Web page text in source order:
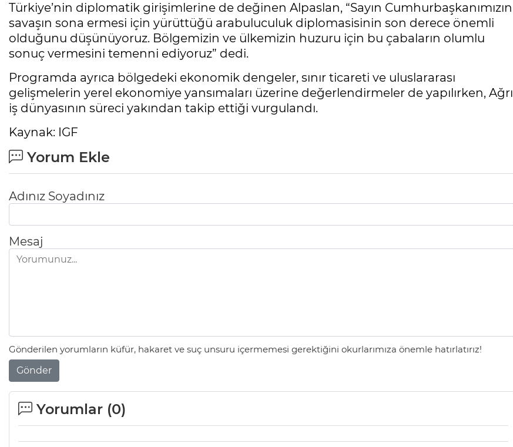
Türkiye’nin diplomatik girişimlerine de değinen Alpaslan, “Sayın Cumhurbaşkanımızın
savaşın sona ermesi için yürüttüğü arabuluculuk diplomasisinin son derece önemli
olduğunu düşünüyoruz. Bölgemizin ve ülkemizin huzuru için bu çabaların olumlu
sonuç vermesini temenni ediyoruz” dedi.
Programda ayrıca bölgedeki ekonomik dengeler, sınır ticareti ve uluslararası
gelişmelerin yerel ekonomiye yansımaları üzerine değerlendirmeler de yapılırken, Ağrı
iş dünyasının süreci yakından takip ettiği vurgulandı.
Kaynak: IGF
Yorum Ekle
Adınız Soyadınız
Mesaj
Gönderilen yorumların küfür, hakaret ve suç unsuru içermemesi gerektiğini okurlarımıza önemle hatırlatırız!
Gönder
Yorumlar (0)